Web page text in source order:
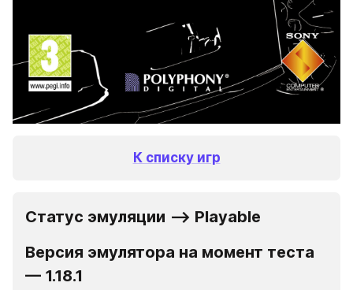
К списку игр
Статус эмуляции —> Playable
Версия эмулятора на момент теста
— 1.18.1